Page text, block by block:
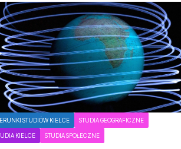
STUDIÓW KIELCE STUDIA GEOGRAFICZNE
KIELCE STUDIA SPOŁECZNE